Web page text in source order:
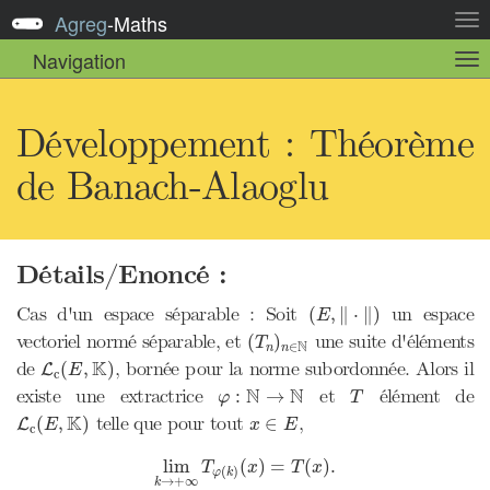
la
Agreg-Maths
Navigation
la
Développement : Théorème
de Banach-Alaoglu
Détails/Enoncé :
Cas d'un espace séparable : Soit (E, ⋅ )
( E, ‖⋅ )
un espace
vectoriel normé séparable, et (Tn)n∈N
(Tn) Nune suite d'éléments
deLc(E,K)
L ( E, K) , bornée pour la norme subordonnée. Alors il
existe une extractrice
φ : N → N
N→ N etT
Télément de
Lc(E, K)
L ( E, K) telle que pour tout x ∈ E
x∈E ,
lim
k→+∞
Tφ(k) (x) = T(x).
limk →+ Tφ( (x)=